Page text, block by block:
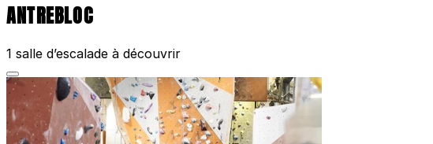
ANTREBLOC
1 salle d’escalade à découvrir